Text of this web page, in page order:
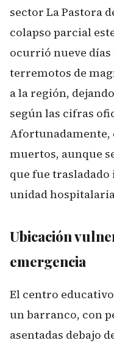
sector La Pastora
colapso parcial
ocurrió nueve días
terremotos de
a la región,
según las cifras
Afortunadamente,
muertos, aunque
que fue
unidad
Ubicación
emergencia
El centro
un barranco, con
asentadas debajo